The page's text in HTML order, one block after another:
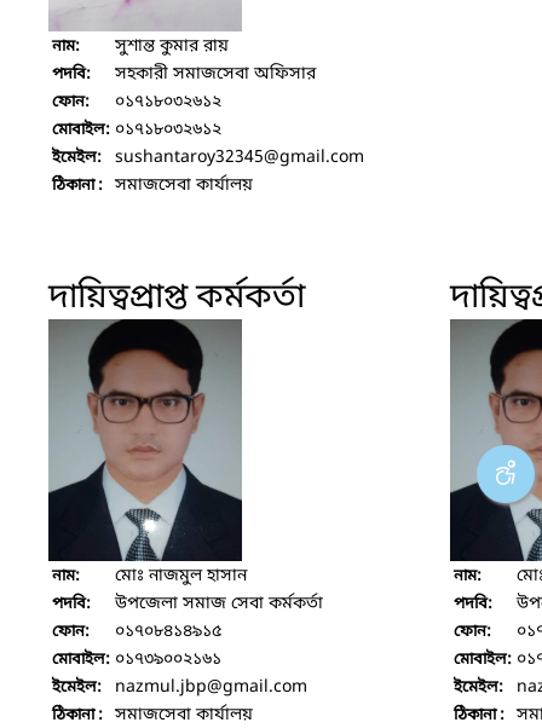
নাম: সুশান্ত কুমার রায়
পদবি: সহকারী সমাজসেবা অফিসার
ফোন: ০১৭১৮০৩২৬১২
মোবাইল: ০১৭১৮০৩২৬১২
ইমেইল: sushantaroy32345@gmail.com
ঠিকানা : সমাজসেবা কার্যালয়
দায়িত্বপ্রাপ্ত কর্মকর্তা
নাম: মোঃ নাজমুল হাসান
পদবি: উপজেলা সমাজ সেবা কর্মকর্তা
ফোন: ০১৭০৮৪১৪৯১৫
মোবাইল: ০১৭৩৯০০২১৬১
ইমেইল: nazmul.jbp@gmail.com
ঠিকানা : সমাজসেবা কার্যালয়
নাম:
পদবি:
ফোন:
মোবাইল:
ইমেইল:
ঠিকানা :